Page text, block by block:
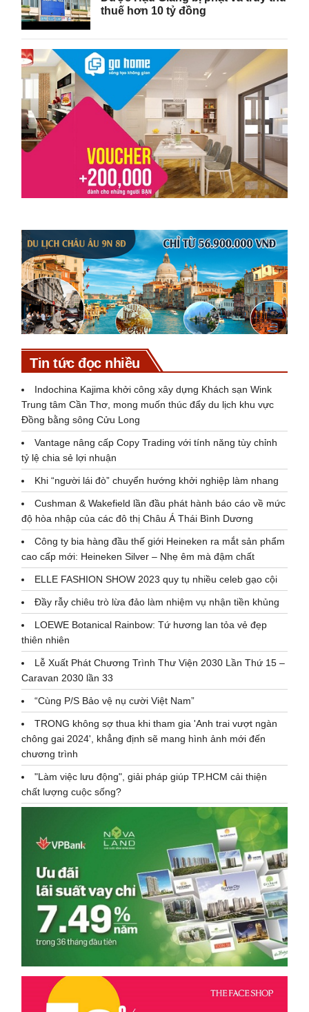
thuế hơn 10 tỷ đồng
Tin tức đọc nhiều
Indochina Kajima khởi công xây dựng Khách sạn Wink
Trung tâm Cần Thơ, mong muốn thúc đẩy du lịch khu vực
Đồng bằng sông Cửu Long
Vantage nâng cấp Copy Trading với tính năng tùy chỉnh
tỷ lệ chia sẻ lợi nhuận
Khi “người lái đò” chuyển hướng khởi nghiệp làm nhang
Cushman & Wakefield lần đầu phát hành báo cáo về mức
độ hòa nhập của các đô thị Châu Á Thái Bình Dương
Công ty bia hàng đầu thế giới Heineken ra mắt sản phẩm
cao cấp mới: Heineken Silver – Nhẹ êm mà đậm chất
ELLE FASHION SHOW 2023 quy tụ nhiều celeb gạo cội
Đầy rẫy chiêu trò lừa đảo làm nhiệm vụ nhận tiền khủng
LOEWE Botanical Rainbow: Tứ hương lan tỏa vẻ đẹp
thiên nhiên
Lễ Xuất Phát Chương Trình Thư Viện 2030 Lần Thứ 15 –
Caravan 2030 lần 33
“Cùng P/S Bảo vệ nụ cười Việt Nam”
TRONG không sợ thua khi tham gia 'Anh trai vượt ngàn
chông gai 2024', khẳng định sẽ mang hình ảnh mới đến
chương trình
"Làm việc lưu động", giải pháp giúp TP.HCM cải thiện
chất lượng cuộc sống?